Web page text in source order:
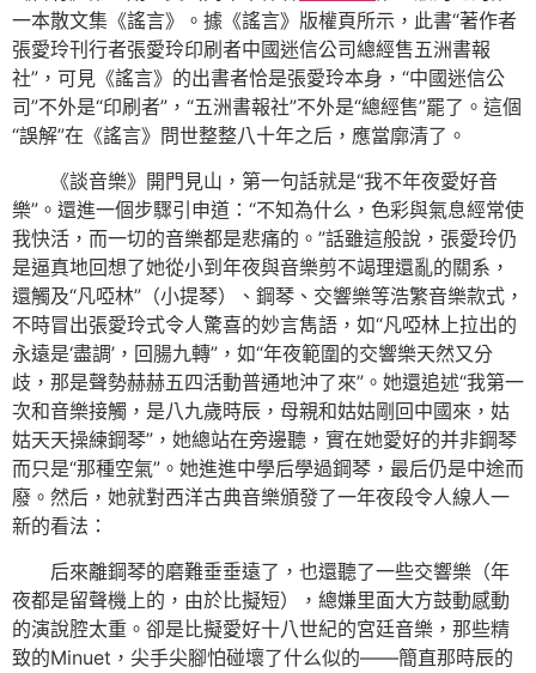
一本散文集《謠言》。據《謠言》版權頁所示，此書“著作者
張愛玲刊行者張愛玲印刷者中國迷信公司總經售五洲書報
社”，可見《謠言》的出書者恰是張愛玲本身，“中國迷信公
司”不外是“印刷者”，“五洲書報社”不外是“總經售”罷了。這個
“誤解”在《謠言》問世整整八十年之后，應當廓清了。
《談音樂》開門見山，第一句話就是“我不年夜愛好音
樂”。還進一個步驟引申道：“不知為什么，色彩與氣息經常使
我快活，而一切的音樂都是悲痛的。”話雖這般說，張愛玲仍
是逼真地回想了她從小到年夜與音樂剪不竭理還亂的關系，
還觸及“凡啞林”（小提琴）、鋼琴、交響樂等浩繁音樂款式，
不時冒出張愛玲式令人驚喜的妙言雋語，如“凡啞林上拉出的
永遠是‘盡調’，回腸九轉”，如“年夜範圍的交響樂天然又分
歧，那是聲勢赫赫五四活動普通地沖了來”。她還追述“我第一
次和音樂接觸，是八九歲時辰，母親和姑姑剛回中國來，姑
姑天天操練鋼琴”，她總站在旁邊聽，實在她愛好的并非鋼琴
而只是“那種空氣”。她進進中學后學過鋼琴，最后仍是中途而
廢。然后，她就對西洋古典音樂頒發了一年夜段令人線人一
新的看法：
后來離鋼琴的磨難垂垂遠了，也還聽了一些交響樂（年
夜都是留聲機上的，由於比擬短），總嫌里面大方鼓動感動
的演說腔太重。卻是比擬愛好十八世紀的宮廷音樂，那些精
致的Minuet，尖手尖腳怕碰壞了什么似的——簡直那時辰的